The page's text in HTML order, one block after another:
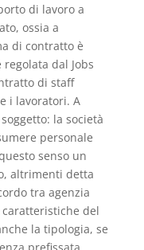
di lavoro a
ossia a
di contratto è
dal Jobs
di staff
i lavoratori. A
la società
personale
senso un
altrimenti detta
tra agenzia
del
la tipologia, se